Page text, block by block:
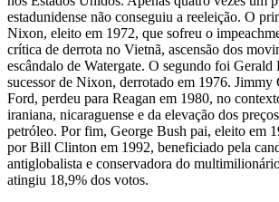
estadunidense não conseguiu a reeleição. O
Nixon, eleito em 1972, que sofreu o
crítica de derrota no Vietnã, ascensão dos
escândalo de Watergate. O segundo foi Gerald
sucessor de Nixon, derrotado em 1976. Jimmy
Ford, perdeu para Reagan em 1980, no
iraniana, nicaraguense e da elevação dos
petróleo. Por fim, George Bush pai, eleito em
por Bill Clinton em 1992, beneficiado pela
antiglobalista e conservadora do
atingiu 18,9% dos votos.